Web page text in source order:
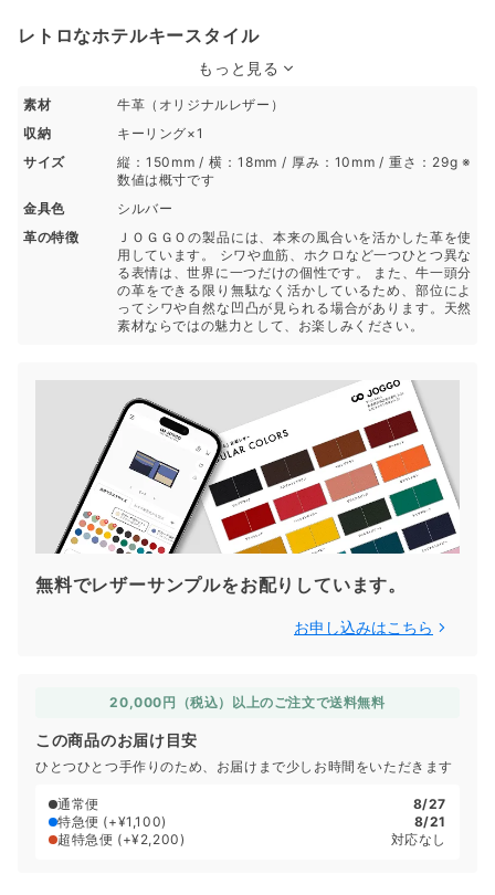
レトロなホテルキースタイル
もっと見る
素材
牛革（オリジナルレザー）
収納
キーリング×1
サイズ
縦：150mm / 横：18mm / 厚み：10mm / 重さ：29g ※
数値は概寸です
金具色
シルバー
革の特徴
ＪＯＧＧＯの製品には、本来の風合いを活かした革を使
用しています。 シワや血筋、ホクロなど一つひとつ異な
る表情は、世界に一つだけの個性です。 また、牛一頭分
の革をできる限り無駄なく活かしているため、部位によ
ってシワや自然な凹凸が見られる場合があります。天然
素材ならではの魅力として、お楽しみください。
無料でレザーサンプルをお配りしています。
お申し込みはこちら
20,000円（税込）以上のご注文で送料無料
この商品のお届け目安
ひとつひとつ手作りのため、お届けまで少しお時間をいただきます
通常便
8/27
特急便 (+¥1,100)
8/21
超特急便 (+¥2,200) 対応なし